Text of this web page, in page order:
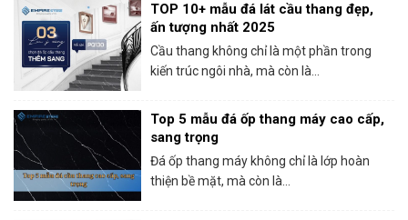
TOP 10+ mẫu đá lát cầu thang đẹp,
ấn tượng nhất 2025
Cầu thang không chỉ là một phần trong
kiến trúc ngôi nhà, mà còn là...
Top 5 mẫu đá ốp thang máy cao cấp,
sang trọng
Đá ốp thang máy không chỉ là lớp hoàn
thiện bề mặt, mà còn là...